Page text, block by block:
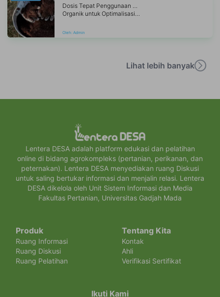
Oleh: Admin
Lihat lebih banyak
Lentera DESA adalah platform edukasi dan pelatihan
online di bidang agrokompleks (pertanian, perikanan, dan
peternakan). Lentera DESA menyediakan ruang Diskusi
untuk saling bertukar informasi dan menjalin relasi. Lentera
DESA dikelola oleh Unit Sistem Informasi dan Media
Fakultas Pertanian, Universitas Gadjah Mada
Produk
Ruang Informasi
Ruang Diskusi
Ruang Pelatihan
Tentang Kita
Kontak
Ahli
Verifikasi Sertifikat
Ikuti Kami